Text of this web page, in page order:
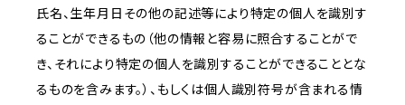
氏名、生年月日その他の記述等により特定の個人を識別す
ることができるもの（他の情報と容易に照合することがで
き、それにより特定の個人を識別することができることとな
るものを含みます。）、もしくは個人識別符号が含まれる情